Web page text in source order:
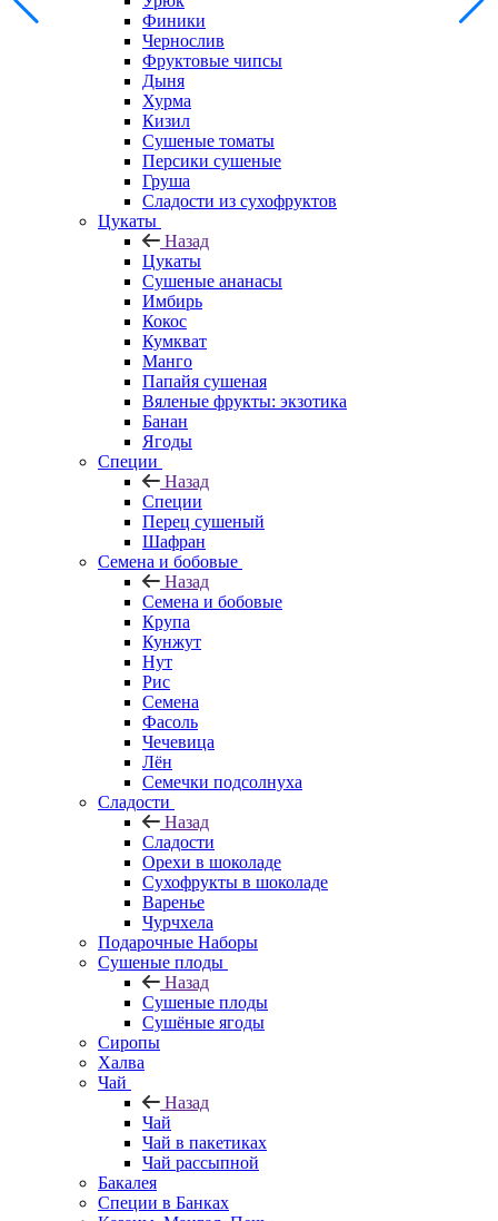
Финики
Чернослив
Фруктовые чипсы
Дыня
Хурма
Кизил
Сушеные томаты
Персики сушеные
Груша
Сладости из сухофруктов
Цукаты
Назад
Цукаты
Cушеные ананасы
Имбирь
Кокос
Кумкват
Манго
Папайя сушеная
Вяленые фрукты: экзотика
Банан
Ягоды
Специи
Назад
Специи
Перец сушеный
Шафран
Семена и бобовые
Назад
Семена и бобовые
Крупа
Кунжут
Нут
Рис
Семена
Фасоль
Чечевица
Лён
Семечки подсолнуха
Сладости
Назад
Сладости
Орехи в шоколаде
Сухофрукты в шоколаде
Варенье
Чурчхела
Подарочные Наборы
Cушеные плоды
Назад
Cушеные плоды
Сушёные ягоды
Сиропы
Халва
Чай
Назад
Чай
Чай в пакетиках
Чай рассыпной
Бакалея
Специи в Банках